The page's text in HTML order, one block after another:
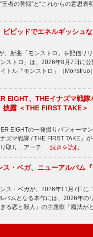
王者の苦悩”と“これからの意思表
ビッドでエネルギッシュ
、新曲「モンストロ」を配信リ
ストロ」は、2026年8月7日に
トル「モンストロ」（
EIGHT、THEイナズマ戦
披露 ＜THE FIRST TAKE＞
EIGHTの一発撮りパフォーマ
ズマ戦隊 / THE FIRST TAKE
取り、アーテ … 続きを読む
ス・ベガ、ニューアルバム
ス・ベガが、2026年11月7日に
バムとなる本作には、2026年の
ぎる恋と殺人』の主題歌「魔法